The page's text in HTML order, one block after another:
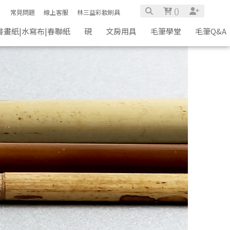
常見問題 線上客服 林三益彩妝刷具 ()
畫紙|水寫布|春聯紙 硯 文房用具 毛筆學堂 毛筆Q&A